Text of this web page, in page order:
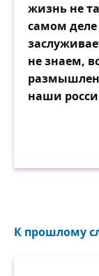
жизнь не
самом
не знаем,
наши
К прошлому